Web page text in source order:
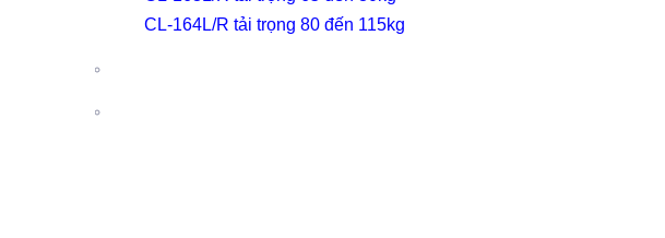
CL-164L/R tải trọng 80 đến 115kg